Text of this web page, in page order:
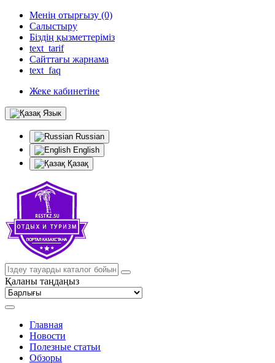
Менің отырғызу (0)
Салыстыру
Біздің қызметтеріміз
text_tarif
Сайттағы жарнама
text_faq
Жеке кабинетіне
Язык
Russian
English
Қазақ
Қаланы таңдаңыз
Главная
Новости
Полезные статьи
Обзоры